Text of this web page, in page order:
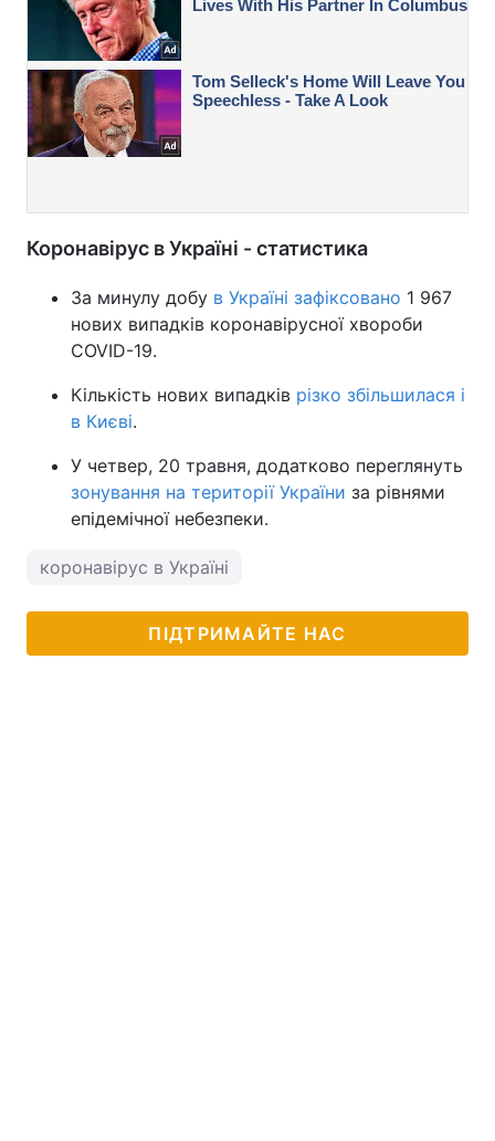
Коронавірус в Україні - статистика
За минулу добу в Україні зафіксовано 1 967
нових випадків коронавірусної хвороби
COVID-19.
Кількість нових випадків різко збільшилася і
в Києві.
У четвер, 20 травня, додатково переглянуть
зонування на території України за рівнями
епідемічної небезпеки.
коронавірус в Україні
ПІДТРИМАЙТЕ НАС